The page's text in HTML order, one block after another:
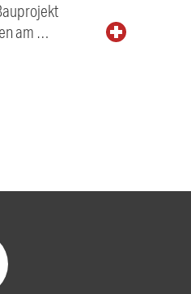
am …